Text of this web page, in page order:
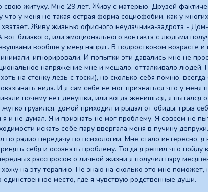
свою житуху. Мне 29 лет. Живу с матерью. Друзей
что у меня не такая острая форма социофобии, как у
Живу жизнью офисного неудачника-задрота -
близкого, или эмоционального контакта с людьми
вообще у меня напряг. В подростковом возрасте
игнорировали. И попытки эти давались мне не
напряжение мне и мешало, отталкивало людей.
на стенку лезь с тоски), но сколько себя помню,
вида. И я сам себе не мог признаться что у
почему нет девушки, или когда женишься, я пытался
грузился, домой приходил и рыдал от обиды, грыз
и не думал. Я и признать не мог проблему. Я совсем не
искать себе пару ввергала меня в пучину
по радио передачу по психологии. Мне стало интересно,
себя и осознать проблему. Тогда я решил что пойду
расспросов о личной жизни я получил пару
на эту терапию. Не знаю на сколько это мне
единственное место, где я чувствую родственные души.